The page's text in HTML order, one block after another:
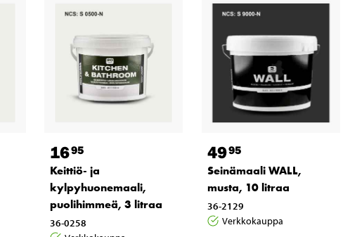
1695
Keittiö- ja
kylpyhuonemaali,
puolihimmeä, 3 litraa
36-0258
4995
Seinämaali WALL,
musta, 10 litraa
36-2129
Verkkokauppa